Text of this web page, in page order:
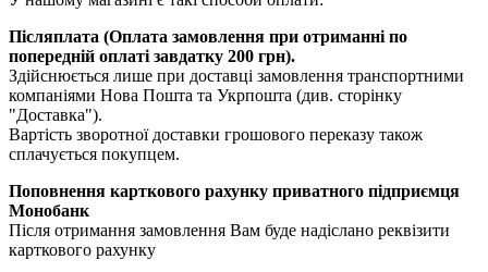
Післяплата (Оплата замовлення при отриманні по
попередній оплаті завдатку 200 грн).
Здійснюється лише при доставці замовлення транспортними
компаніями Нова Пошта та Укрпошта (див. сторінку
"Доставка").
Вартість зворотної доставки грошового переказу також
сплачується покупцем.
Поповнення карткового рахунку приватного підприємця
Монобанк
Після отримання замовлення Вам буде надіслано реквізити
карткового рахунку